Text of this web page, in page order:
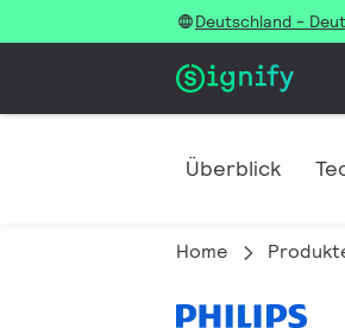
Deutschland -
Überblick
Home